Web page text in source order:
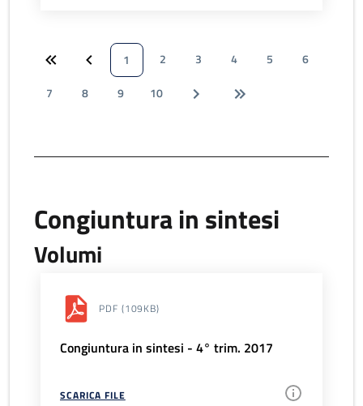
1 2 3 4 5
6
7
8 9 10
Congiuntura in sintesi
Volumi
PDF (109KB)
Congiuntura in sintesi - 4° trim. 2017
SCARICA FILE